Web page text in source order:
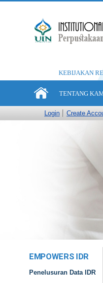
KEBIJAKAN
TENTANG
Login Create
EMPOWERS IDR
Penelusuran Data IDR